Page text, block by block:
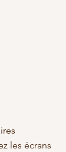
les écrans